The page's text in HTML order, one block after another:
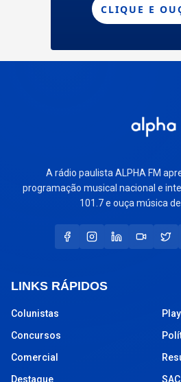
A rádio paulista ALPHA FM
programação musical nacional e
101.7 e ouça música
LINKS RÁPIDOS
Colunistas
Concursos
Comercial
Destaque
SAC